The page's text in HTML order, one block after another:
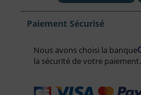
Paiement Sécurisé
Nous avons choisi la banque
la sécurité de votre paiement.